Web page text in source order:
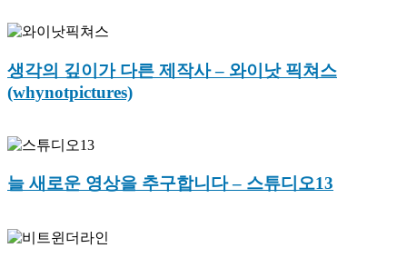
생각의 깊이가 다른 제작사 – 와이낫 픽쳐스
(whynotpictures)
늘 새로운 영상을 추구합니다 – 스튜디오13